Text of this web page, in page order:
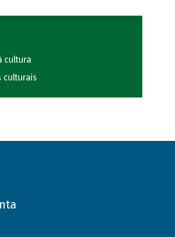
cultura
culturais